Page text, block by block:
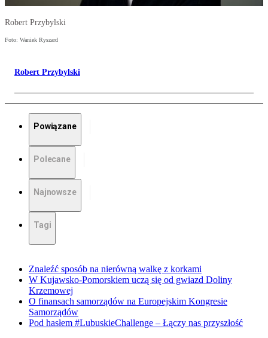
Robert Przybylski
Foto: Waniek Ryszard
Robert Przybylski
Powiązane
Polecane
Najnowsze
Tagi
Znaleźć sposób na nierówną walkę z korkami
W Kujawsko-Pomorskiem uczą się od gwiazd Doliny
Krzemowej
O finansach samorządów na Europejskim Kongresie
Samorządów
Pod hasłem #LubuskieChallenge – Łączy nas przyszłość